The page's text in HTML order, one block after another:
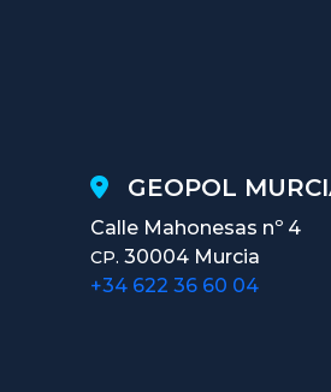
GEOPOL
Calle Mahonesas nº 4
CP. 30004 Murcia
+34 622 36 60 04